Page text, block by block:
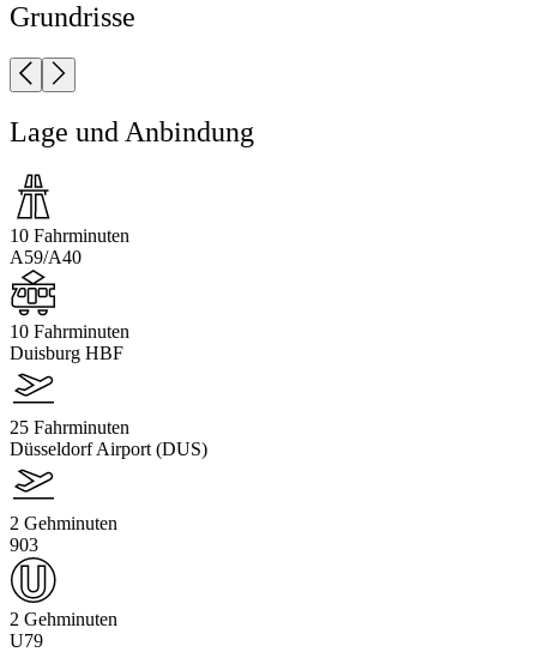
Grundrisse
Lage und Anbindung
10 Fahrminuten
A59/A40
10 Fahrminuten
Duisburg HBF
25 Fahrminuten
Düsseldorf Airport (DUS)
2 Gehminuten
903
2 Gehminuten
U79